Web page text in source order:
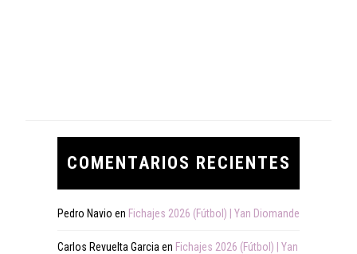
COMENTARIOS RECIENTES
Pedro Navio en Fichajes 2026 (Fútbol) | Yan Diomande
Carlos Revuelta Garcia en Fichajes 2026 (Fútbol) | Yan